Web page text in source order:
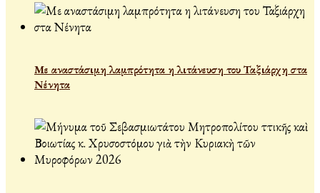
Με αναστάσιμη λαμπρότητα η λιτάνευση του Ταξιάρχη στα
Νένητα